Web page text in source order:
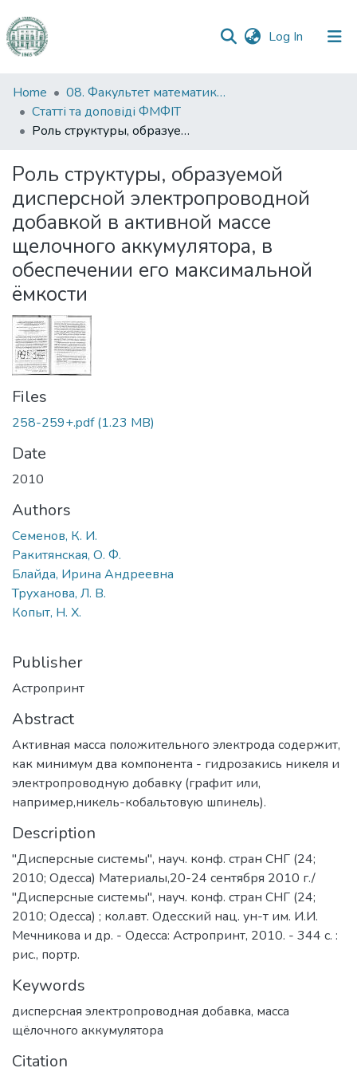
Log In (current)
Communities
&
Collections
Statistics
Home
08. Факультет математики, фізики та інформаційних технологій
Статті та доповіді ФМФІТ
Роль структуры, образуемой дисперсной электропроводной добавкой в активной массе щелочного аккумулятора, в обеспечении его максимальной ёмкости
Роль структуры, образуемой
дисперсной электропроводной
добавкой в активной массе
щелочного аккумулятора, в
обеспечении его максимальной
ёмкости
Files
258-259+.pdf(1.23 MB)
Date
2010
Authors
Семенов, К. И.
Ракитянская, О. Ф.
Блайда, Ирина Андреевна
Труханова, Л. В.
Копыт, Н. Х.
Publisher
Астропринт
Abstract
Активная масса положительного электрода содержит,
как минимум два компонента - гидрозакись никеля и
электропроводную добавку (графит или,
например,никель-кобальтовую шпинель).
Description
"Дисперсные системы", науч. конф. стран СНГ (24;
2010; Одесса) Материалы,20-24 сентября 2010 г./
"Дисперсные системы", науч. конф. стран СНГ (24;
2010; Одесса) ; кол.авт. Одесский нац. ун-т им. И.И.
Мечникова и др. - Одесса: Астропринт, 2010. - 344 с. :
рис., портр.
Keywords
дисперсная электропроводная добавка, масса
щёлочного аккумулятора
Citation